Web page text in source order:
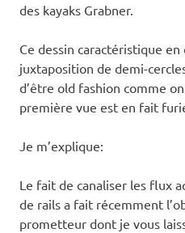
des kayaks Grabner.
Ce dessin caractéristique
juxtaposition de demi-
d’être old fashion comme
première vue est en fait
Je m’explique:
Le fait de canaliser les flux
de rails a fait récemment
prometteur dont je vous